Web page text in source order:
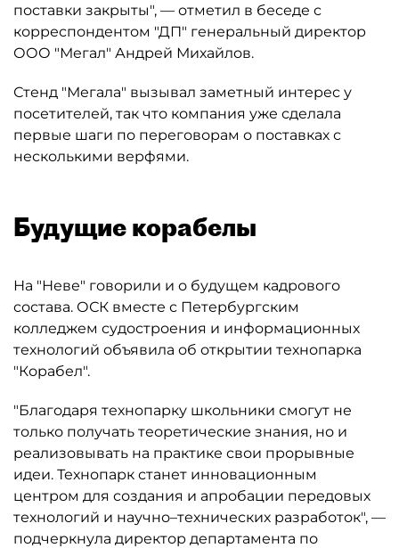
поставки закрыты", — отметил в беседе с
корреспондентом "ДП" генеральный директор
ООО "Мегал" Андрей Михайлов.
Стенд "Мегала" вызывал заметный интерес у
посетителей, так что компания уже сделала
первые шаги по переговорам о поставках с
несколькими верфями.
Будущие корабелы
На "Неве" говорили и о будущем кадрового
состава. ОСК вместе с Петербургским
колледжем судостроения и информационных
технологий объявила об открытии технопарка
"Корабел".
"Благодаря технопарку школьники смогут не
только получать теоретические знания, но и
реализовывать на практике свои прорывные
идеи. Технопарк станет инновационным
центром для создания и апробации передовых
технологий и научно–технических разработок", —
подчеркнула директор департамента по